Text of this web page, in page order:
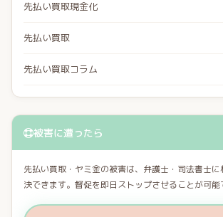
先払い買取現金化
先払い買取
先払い買取コラム
被害に遭ったら
先払い買取・ヤミ金の被害は、弁護士・司法書士
決できます。督促を即日ストップさせることが可能